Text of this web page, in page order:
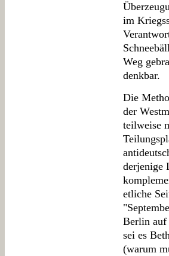
im
Weg
denkbar.
Die
der
teilweise
derjenige
etliche
Berlin auf
sei es
(warum